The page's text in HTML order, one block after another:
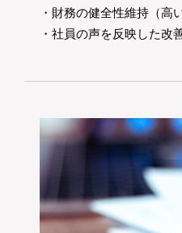
・財務の健全性維持（高
・社員の声を反映した改